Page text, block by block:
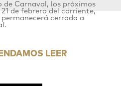
de Carnaval, los próximos
de febrero del corriente,
cerrada a
LEER